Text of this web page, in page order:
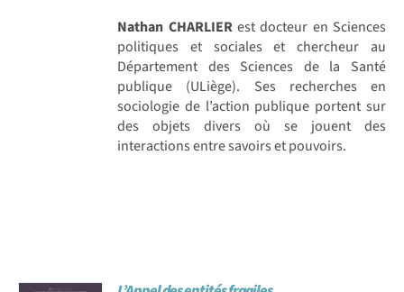
Nathan CHARLIERest docteur en Sciences
politiques et sociales et chercheur au
Département des Sciences de la Santé
publique (ULiège). Ses recherches en
sociologie de l’action publique portent sur
des objets divers où se jouent des
interactions entre savoirs et pouvoirs.